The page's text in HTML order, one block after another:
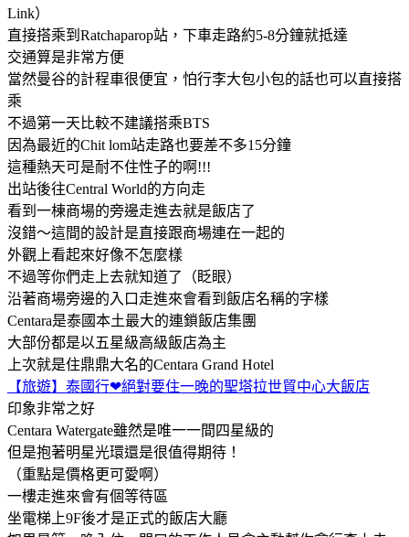
Link）
直接搭乘到Ratchaparop站，下車走路約5-8分鐘就抵達
交通算是非常方便
當然曼谷的計程車很便宜，怕行李大包小包的話也可以直接搭
乘
不過第一天比較不建議搭乘BTS
因為最近的Chit lom站走路也要差不多15分鐘
這種熱天可是耐不住性子的啊!!!
出站後往Central World的方向走
看到一棟商場的旁邊走進去就是飯店了
沒錯～這間的設計是直接跟商場連在一起的
外觀上看起來好像不怎麼樣
不過等你們走上去就知道了（眨眼）
沿著商場旁邊的入口走進來會看到飯店名稱的字樣
Centara是泰國本土最大的連鎖飯店集團
大部份都是以五星級高級飯店為主
上次就是住鼎鼎大名的Centara Grand Hotel
【旅遊】泰國行❤絕對要住一晚的聖塔拉世貿中心大飯店
印象非常之好
Centara Watergate雖然是唯一一間四星級的
但是抱著明星光環還是很值得期待！
（重點是價格更可愛啊）
一樓走進來會有個等待區
坐電梯上9F後才是正式的飯店大廳